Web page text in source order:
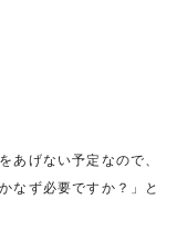
あげない予定なので、
なず必要ですか？」と